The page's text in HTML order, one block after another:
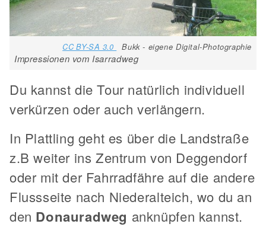
CC BY-SA 3.0 Bukk - eigene Digital-Photographie
Impressionen vom Isarradweg
Du kannst die Tour natürlich individuell
verkürzen oder auch verlängern.
In Plattling geht es über die Landstraße
z.B weiter ins Zentrum von Deggendorf
oder mit der Fahrradfähre auf die andere
Flussseite nach Niederalteich, wo du an
den Donauradweg anknüpfen kannst.